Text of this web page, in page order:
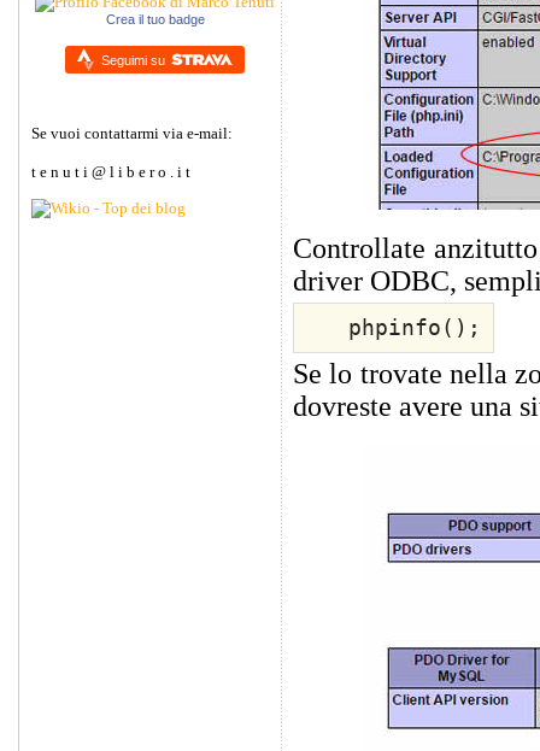
Crea il tuo badge
Seguimi su
Se vuoi contattarmi via e-mail:
t e n u t i @ l i b e r o . i t
Controllate
driver ODBC,
phpinfo();
Se lo trovate nella
dovreste avere una